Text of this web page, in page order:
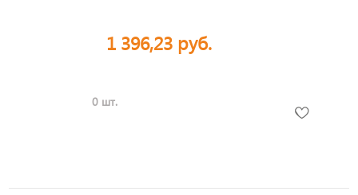
1 396,23 руб.
0 шт.